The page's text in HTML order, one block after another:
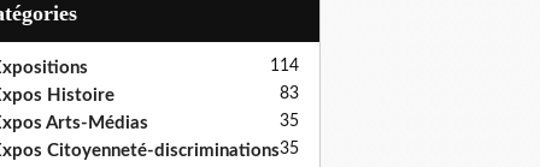
114
Histoire 83
Arts-Médias 35
Citoyenneté-discriminations35